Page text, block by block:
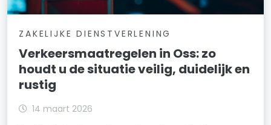
ZAKELIJKE DIENSTVERLENING
Verkeersmaatregelen in Oss: zo
houdt u de situatie veilig, duidelijk en
rustig
14 maart 2026